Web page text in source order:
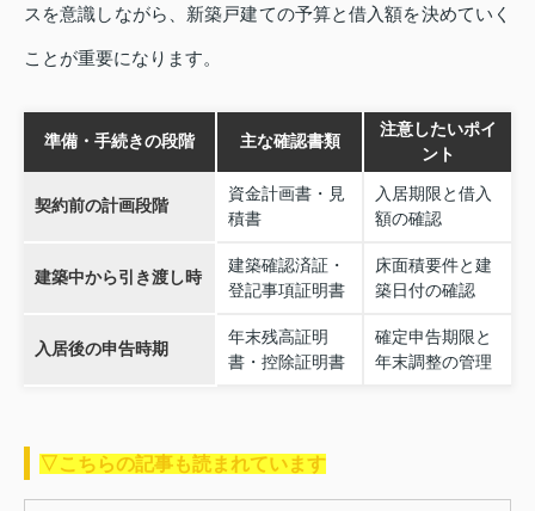
スを意識しながら、新築戸建ての予算と借入額を決めていく
ことが重要になります。
準備・手続きの段階 主な確認書類
注意したいポイ
ント
契約前の計画段階
資金計画書・見
積書
入居期限と借入
額の確認
建築中から引き渡し時
建築確認済証・
登記事項証明書
床面積要件と建
築日付の確認
入居後の申告時期
年末残高証明
書・控除証明書
確定申告期限と
年末調整の管理
▽こちらの記事も読まれています